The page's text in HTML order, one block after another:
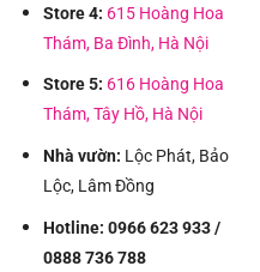
Store 4: 615 Hoàng Hoa
Thám, Ba Đình, Hà Nội
Store 5: 616 Hoàng Hoa
Thám, Tây Hồ, Hà Nội
Nhà vườn: Lộc Phát, Bảo
Lộc, Lâm Đồng
Hotline: 0966 623 933 /
0888 736 788